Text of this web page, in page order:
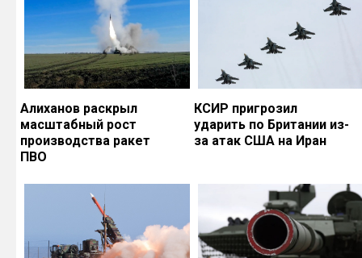
Алиханов раскрыл
масштабный рост
производства ракет
ПВО
КСИР пригрозил
ударить по Британии из-
за атак США на Иран